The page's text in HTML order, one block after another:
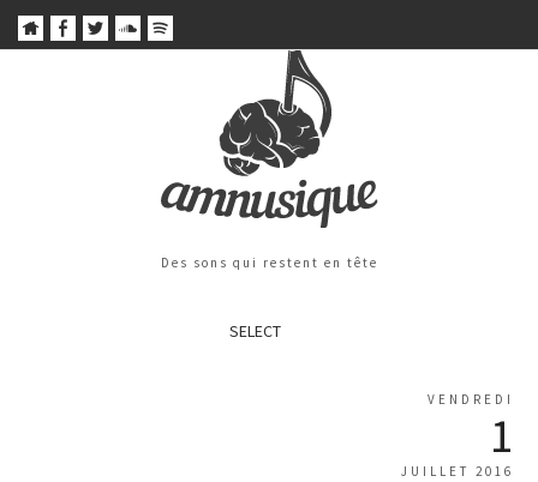
Des sons qui restent en tête
SELECT
VENDREDI
1
JUILLET 2016